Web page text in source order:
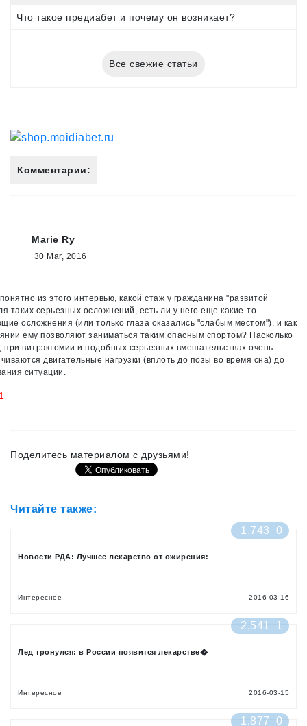
Что такое предиабет и почему он возникает?
Все свежие статьи
Комментарии:
Marie Ry
30 Mar, 2016
из этого интервью, какой стаж у гражданина "развитой
таких серьезных осложнений, есть ли у него еще какие-то
осложнения (или только глаза оказались "слабым местом"), и как
ему позволяют заниматься таким опасным спортом? Насколько
при витрэктомии и подобных серьезных вмешательствах очень
двигательные нагрузки (вплоть до позы во время сна) до
ситуации.
Поделитесь материалом с друзьями!
Читайте также:
1,743
0
Новости РДА: Лучшее лекарство от ожирения:
Интересное 2016-03-16
2,541 1
Лед тронулся: в России появится лекарстве�
Интересное 2016-03-15
1,877 0